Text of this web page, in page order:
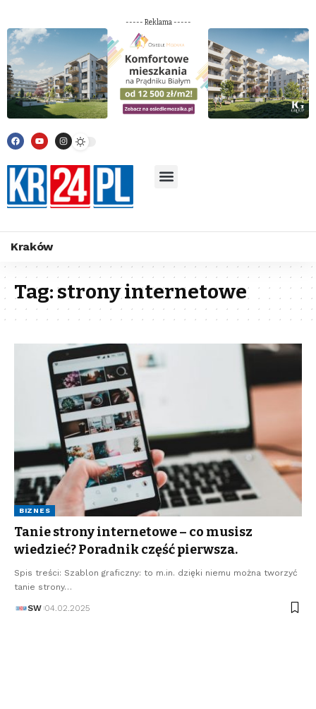
----- Reklama -----
Kraków
Tag:strony internetowe
BIZNES
Tanie strony internetowe – co musisz
wiedzieć? Poradnik część pierwsza.
Spis treści: Szablon graficzny: to m.in. dzięki niemu można tworzyć
tanie strony…
SW 04.02.2025